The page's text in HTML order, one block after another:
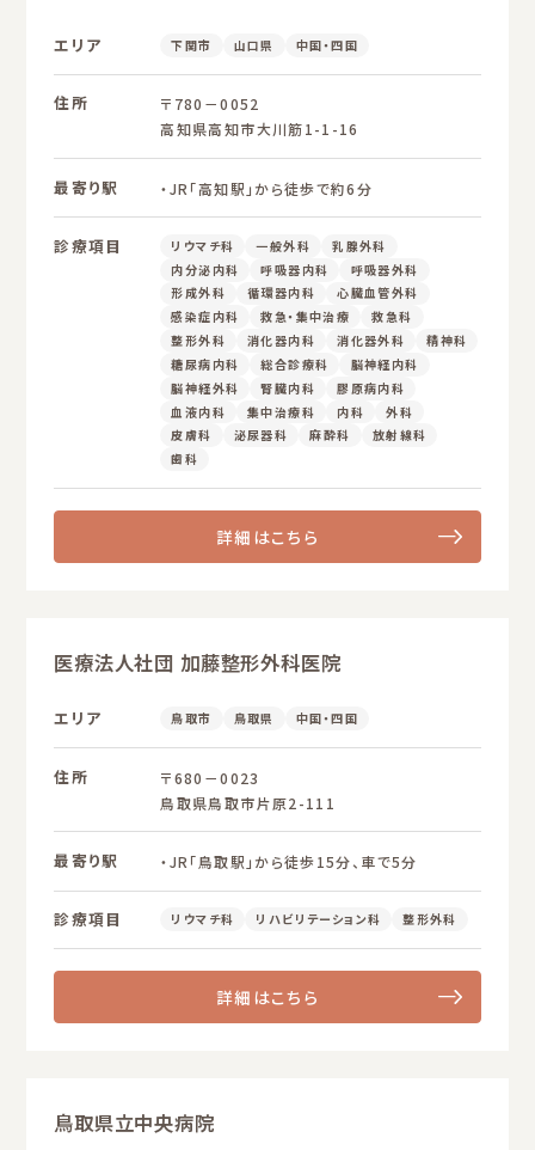
エリア 下関市 山口県 中国・四国
住所
〒780－0052
高知県高知市大川筋1-1-16
最寄り駅 ・JR「高知駅」から徒歩で約6分
診療項目 リウマチ科 一般外科
乳腺外科
内分泌内科
呼吸器内科
呼吸器外科
形成外科
循環器内科
心臓血管外科
感染症内科
救急・集中治療
救急科
整形外科
消化器内科 消化器外科
精神科
糖尿病内科
総合診療科
脳神経内科
脳神経外科
腎臓内科
膠原病内科
血液内科
集中治療科 内科
外科
皮膚科
泌尿器科 麻酔科
放射線科
歯科
詳細はこちら
医療法人社団 加藤整形外科医院
エリア 鳥取市 鳥取県 中国・四国
住所
〒680－0023
鳥取県鳥取市片原2-111
最寄り駅 ・JR「鳥取駅」から徒歩15分、車で5分
診療項目 リウマチ科 リハビリテーション科 整形外科
詳細はこちら
鳥取県立中央病院